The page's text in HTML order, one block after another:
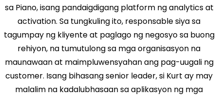
sa Piano, isang pandaigdigang platform ng analytics at
activation. Sa tungkuling ito, responsable siya sa
tagumpay ng kliyente at paglago ng negosyo sa buong
rehiyon, na tumutulong sa mga organisasyon na
maunawaan at maimpluwensyahan ang pag-uugali ng
customer. Isang bihasang senior leader, si Kurt ay may
malalim na kadalubhasaan sa aplikasyon ng mga